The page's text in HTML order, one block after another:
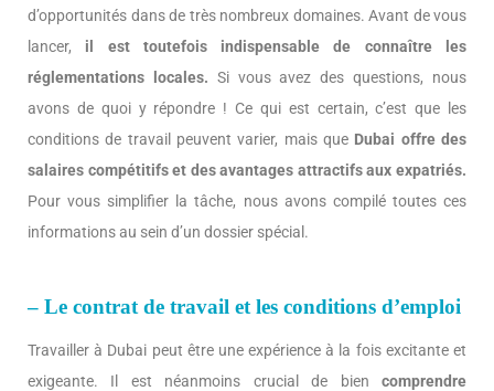
d’opportunités dans de très nombreux domaines. Avant de vous
lancer, il est toutefois indispensable de connaître les
réglementations locales. Si vous avez des questions, nous
avons de quoi y répondre ! Ce qui est certain, c’est que les
conditions de travail peuvent varier, mais que Dubai offre des
salaires compétitifs et des avantages attractifs aux expatriés.
Pour vous simplifier la tâche, nous avons compilé toutes ces
informations au sein d’un dossier spécial.
– Le contrat de travail et les conditions d’emploi
Travailler à Dubai peut être une expérience à la fois excitante et
exigeante. Il est néanmoins crucial de bien comprendre